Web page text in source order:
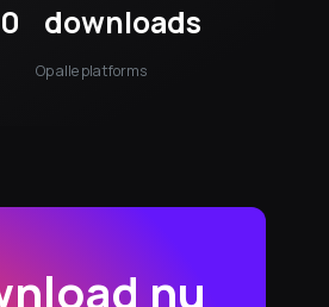
0 downloads
Op alle platforms
nu